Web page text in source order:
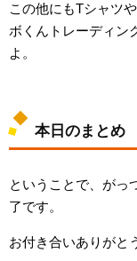
この他にもTシャツ
ボくんトレーディン
よ。
本日のまとめ
ということで、がっ
了です。
お付き合いありがと